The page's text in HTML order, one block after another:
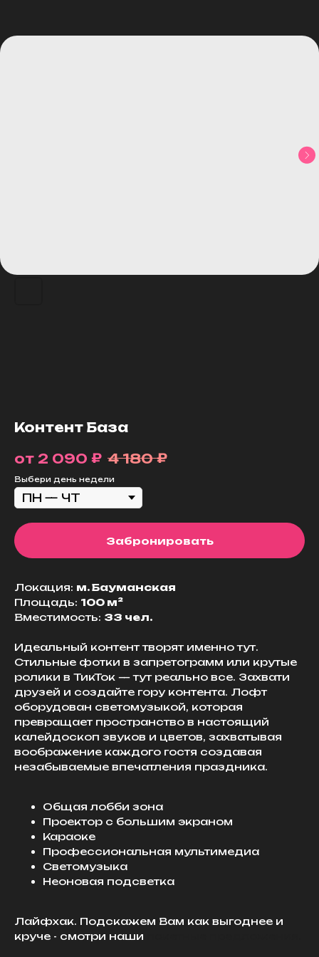
Контент База
2 090 ₽ 4 180 ₽
Выбери день недели
Забронировать
Локация: м. Бауманская
Площадь: 100 м²
Вместимость: 33 чел.
Идеальный контент творят именно тут.
Стильные фотки в запретограмм или крутые
ролики в ТикТок — тут реально все. Захвати
друзей и создайте гору контента. Лофт
оборудован светомузыкой, которая
превращает пространство в настоящий
калейдоскоп звуков и цветов, захватывая
воображение каждого гостя создавая
незабываемые впечатления праздника.
Общая лобби зона
Проектор с большим экраном
Караоке
Профессиональная мультимедиа
Светомузыка
Неоновая подсветка
Лайфхак. Подскажем Вам как выгоднее и
круче - смотри наши